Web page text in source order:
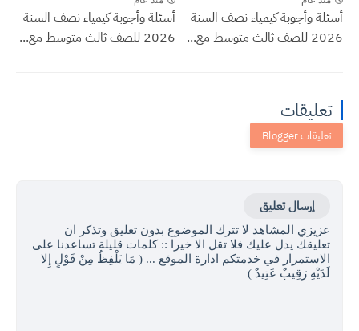
أسئلة وأجوبة كيمياء نصف السنة
2026 للصف ثالث متوسط مع...
أسئلة وأجوبة كيمياء نصف السنة
2026 للصف ثالث متوسط مع...
تعليقات
إرسال تعليق
عزيزي المشاهد لا تترك الموضوع بدون تعليق وتذكر ان
تعليقك يدل عليك فلا تقل الا خيرا :: كلمات قليلة تساعدنا على
الاستمرار في خدمتكم ادارة الموقع ... ( مَا يَلْفِظُ مِنْ قَوْلٍ إِلا
لَدَيْهِ رَقِيبٌ عَتِيدٌ )